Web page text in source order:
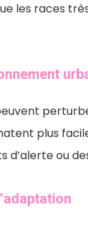
les races
plus
ou